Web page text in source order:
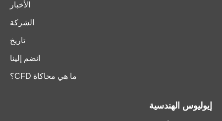
الأخبار
الشركة
تاريخ
انضم إلينا
ما هي محاكاة CFD؟
إيوليوس الهندسية